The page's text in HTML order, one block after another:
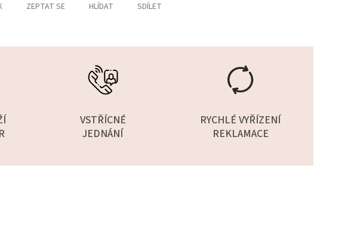
ZEPTAT SE HLÍDAT SDÍLET
VSTŘÍCNÉ
JEDNÁNÍ
RYCHLÉ VYŘÍZENÍ
REKLAMACE